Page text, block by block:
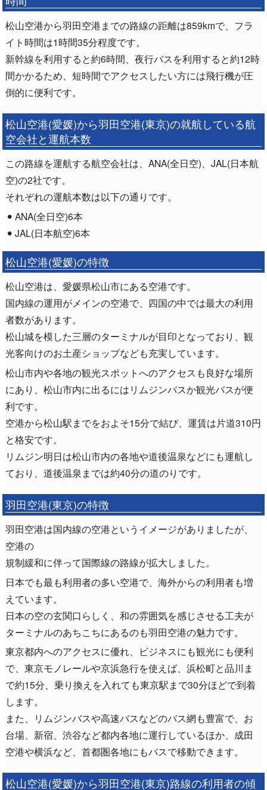
松山空港から羽田空港までの路線の距離は859kmで、フラ
イト時間は1時間35分程度です。
新幹線を利用すると約6時間、夜行バスを利用すると約12時
間かかるため、短時間でアクセスしたい方には飛行機が圧
倒的に便利です。
松山空港(愛媛)から羽田空港(東京)の就航している航
空会社と運航本数
この路線を運航する航空会社は、ANA(全日空)、JAL(日本航
空)の2社です。
それぞれの運航本数は以下の通りです。
ANA(全日空)6本
JAL(日本航空)6本
松山空港(愛媛)の特徴
松山空港は、愛媛県松山市にある空港です。
国内線の運用がメインの空港で、四国の中では最大の利用
者数があります。
松山城を模した三層のターミナルが目印となっており、観
光客向けのお土産ショップなども充実しています。
松山市内や各地の観光スポットへのアクセスも良好な場所
にあり、松山市内に出るにはリムジンバスか観光バスが便
利です。
空港から松山駅までをおよそ15分で結び、運賃は片道310円
と格安です。
リムジン明日は松山市内の各地や道後温泉などにも運航し
ており、道後温泉までは約40分の道のりです。
羽田空港(東京)の特徴
羽田空港は国内線の空港というイメージがありましたが、
空港の
規制緩和に伴って国際線の路線が拡大しました。
日本でも最も利用者の多い空港で、海外からの利用者も増
えています。
日本の空の玄関口らしく、和の雰囲気を感じさせる工夫が
ターミナルのあちこちにあるのも羽田空港の魅力です。
東京都内へのアクセスに優れ、ビジネスにも観光にも便利
で、東京モノレールや京浜急行を使えば、浜松町と品川ま
で約15分、乗り換えを入れても東京駅まで30分ほどで到着
します。
また、リムジンバスや高速バスなどのバス網も豊富で、お
台場、新宿、渋谷など都内各地に運行しているほか、成田
空港や横浜など、首都圏各地にもバスで移動できます。
松山空港(愛媛)から羽田空港(東京)路線の利用者の傾